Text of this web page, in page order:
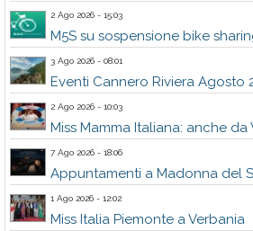
2 Ago 2026 - 15:03
M5S su sospensione bike
3 Ago 2026 - 08:01
Eventi Cannero Riviera Agosto
2 Ago 2026 - 10:03
Miss Mamma Italiana: anche da
7 Ago 2026 - 18:06
Appuntamenti a Madonna del
1 Ago 2026 - 12:02
Miss Italia Piemonte a Verbania